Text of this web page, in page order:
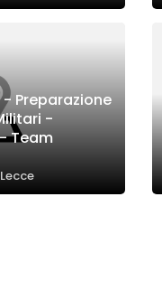
Preparazione
-
Team